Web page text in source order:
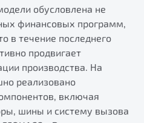
обусловлена не
финансовых программ,
в течение последнего
продвигает
производства. На
реализовано
включая
шины и систему вызова